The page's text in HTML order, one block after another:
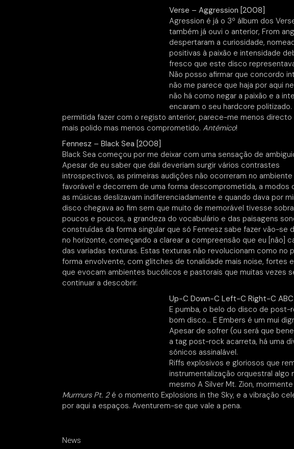
Verse – Aggression [2008]
Agression é já o 3º álbum dos
também já ouvi o anterior, From
despertaram a curiosidade,
positivas à paixão e intensidade
fresco que este disco
Não posso afirmar que concordo
não me parece que haja por aqui
não há como negar a paixão e a
encaram o seu hardcore
permitida fazer com o registo anterior, parece-me menos directo
mais polido mas menos comprometido. Antémico!
Fennesz – Black Sea [2008]
Black Sea começou por me deixar com uma sensação de
Apesar de eu saber que dali deveriam surgir vários contrastes
introspectivos, as primeiras audições não ocorreram no ambiente
favorável e decorrem de uma forma descomprometida, a modos
as músicas deslizavam indiferenciadamente e quando dava por
disco chegava ao fim sem que muito de memorável tivesse
poucos e poucos, a grandeza do vocabulário e das paisagens
construídas da forma singular que só Fennesz sabe fazer vão-se
no horizonte, começando a clarear a compreensão que eu [não]
das variadas texturas. Estas texturas não revolucionam como no
forma envolvente, com glitches de tonalidade mais noise, fortes
que evocam ambientes bucólicos e pastorais que muitas vezes
continuar a descobrir.
Up-C Down-C Left-C Right-C
E pumba, o belo do disco de
bom disco… E Embers é um mui
Apesar de sofrer (ou será que
a tag post-rock acarreta, há uma
sónicos assinalável.
Riffs explosivos e gloriosos que
instrumentalização orquestral algo
mesmo A Silver Mt. Zion,
Murmurs Pt. 2é o momento Explosions in the Sky, e a vibração
por aqui a espaços. Aventurem-se que vale a pena.
News